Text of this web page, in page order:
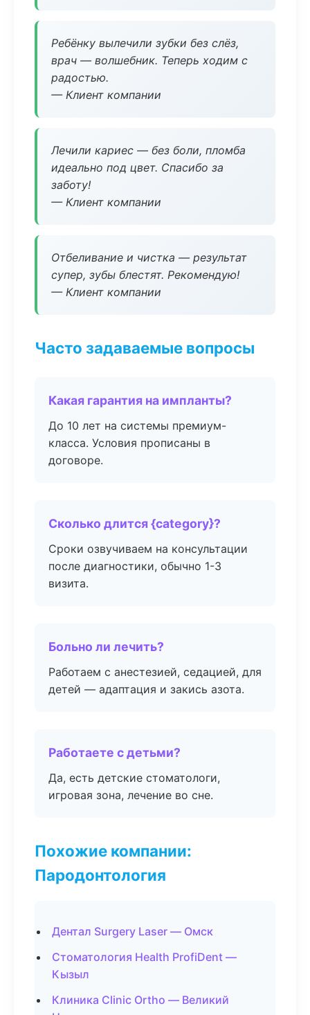
Ребёнку вылечили зубки без слёз,
врач — волшебник. Теперь ходим с
радостью.
— Клиент компании
Лечили кариес — без боли, пломба
идеально под цвет. Спасибо за
заботу!
— Клиент компании
Отбеливание и чистка — результат
супер, зубы блестят. Рекомендую!
— Клиент компании
Часто задаваемые вопросы
Какая гарантия на импланты?
До 10 лет на системы премиум-
класса. Условия прописаны в
договоре.
Сколько длится {category}?
Сроки озвучиваем на консультации
после диагностики, обычно 1-3
визита.
Больно ли лечить?
Работаем с анестезией, седацией, для
детей — адаптация и закись азота.
Работаете с детьми?
Да, есть детские стоматологи,
игровая зона, лечение во сне.
Похожие компании:
Пародонтология
Дентал Surgery Laser — Омск
Стоматология Health ProfiDent —
Кызыл
Клиника Clinic Ortho — Великий